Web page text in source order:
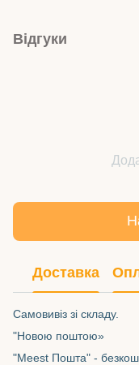
Відгуки
Доставка
Самовивіз зі складу.
"Новою поштою»
"Meest Пошта" -